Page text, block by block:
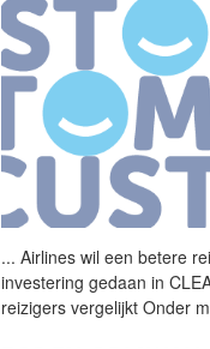
... Airlines wil een betere
investering gedaan in
reizigers vergelijkt Onder